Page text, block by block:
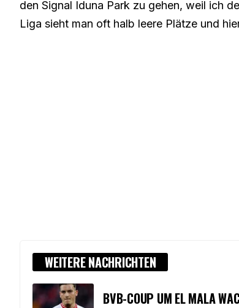
den Signal Iduna Park zu gehen, weil ich
Liga sieht man oft halb leere Plätze und
WEITERE NACHRICHTEN
BVB-COUP UM EL MALA